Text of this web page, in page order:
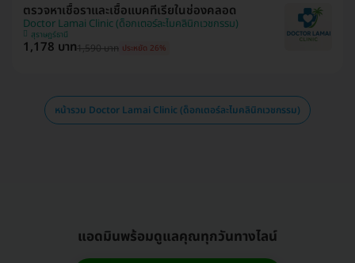
ตรวจหาเชื้อราและเชื้อแบคทีเรียในช่องคลอด
Doctor Lamai Clinic (ด็อกเตอร์ละไมคลินิกเวชกรรม)
สุราษฎร์ธานี
1,178 บาท1,590 บาท ประหยัด 26%
หน้ารวม Doctor Lamai Clinic (ด็อกเตอร์ละไมคลินิกเวชกรรม)
แอดมินพร้อมดูแลคุณทุกวันทางไลน์